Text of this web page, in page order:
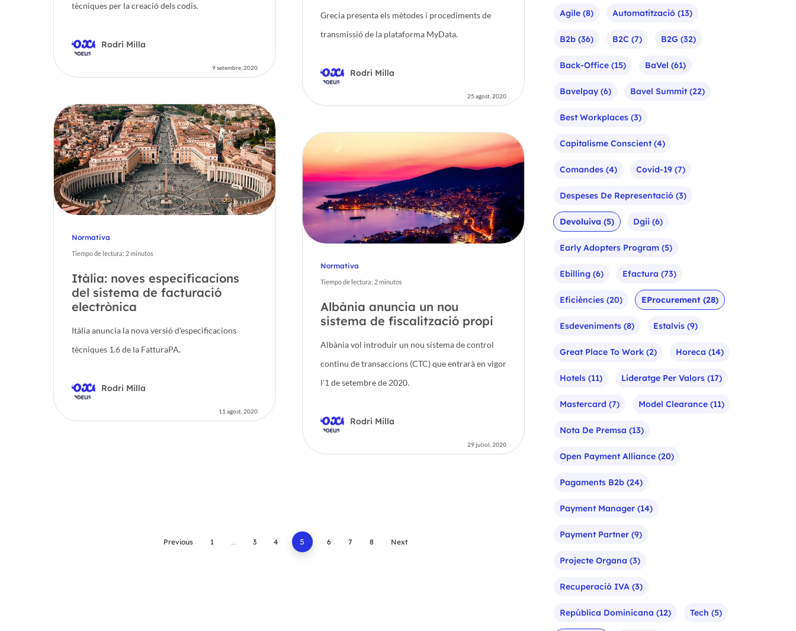
tècniques per la creació dels codis.
Rodri Milla
9 setembre, 2020
Grecia presenta els mètodes i procediments de
transmissió de la plataforma MyData.
Rodri Milla
25 agost, 2020
Normativa
Tiempo de lectura: 2minutos
Itàlia: noves especificacions
del sistema de facturació
electrònica
Itàlia anuncia la nova versió d'especificacions
tècniques 1.6 de la FatturaPA.
Rodri Milla
11 agost, 2020
Normativa
Tiempo de lectura: 2minutos
Albània anuncia un nou
sistema de fiscalització propi
Albània vol introduir un nou sistema de control
continu de transaccions (CTC) que entrarà en vigor
l'1 de setembre de 2020.
Rodri Milla
29 juliol, 2020
Previous 1 … 3 4 5 6 7 8 Next
Agile(8) Automatització(13)
B2b(36) B2C (7) B2G(32)
Back-Office(15) BaVel (61)
Bavelpay(6) Bavel Summit(22)
Best Workplaces(3)
Capitalisme Conscient(4)
Comandes(4) Covid-19(7)
Despeses De Representació(3)
Devoluiva (5) Dgii (6)
Early Adopters Program(5)
Ebilling(6) Efactura (73)
Eficiències(20) EProcurement(28)
Esdeveniments(8) Estalvis(9)
Great Place To Work(2) Horeca (14)
Hotels(11) Lideratge Per Valors(17)
Mastercard (7) Model Clearance(11)
Nota De Premsa (13)
Open Payment Alliance(20)
Pagaments B2b(24)
Payment Manager(14)
Payment Partner(9)
Projecte Organa (3)
Recuperació IVA (3)
República Dominicana (12) Tech (5)